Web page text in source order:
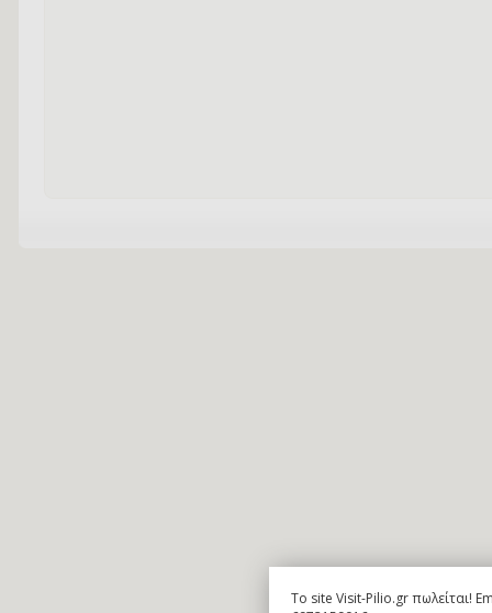
To site Visit-Pilio.gr πωλείται!